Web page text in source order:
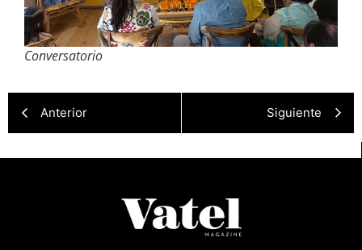
Conversatorio
Anterior Siguiente